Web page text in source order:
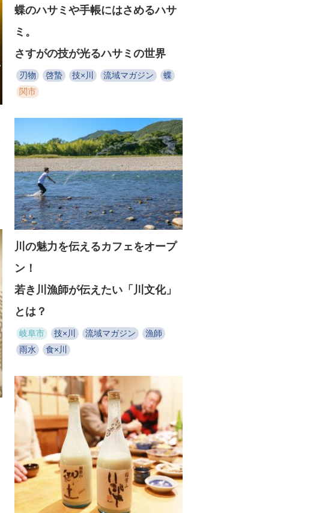
蝶のハサミや手帳にはさめるハサ
ミ。
さすがの技が光るハサミの世界
刃物 啓蟄 技×川 流域マガジン
蝶
関市
川の魅力を伝えるカフェをオープ
ン！
若き川漁師が伝えたい「川文化」
とは？
岐阜市 技×川 流域マガジン
漁師
雨水
食×川